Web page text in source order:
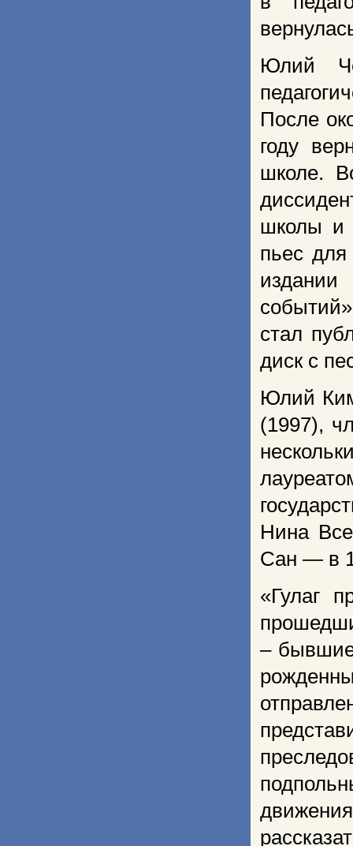
Юлий
После
году
школе.
школы и
пьес
стал
диск с
Юлий
(1997),
Нина
Сан — в
«Гулаг
– бывшие